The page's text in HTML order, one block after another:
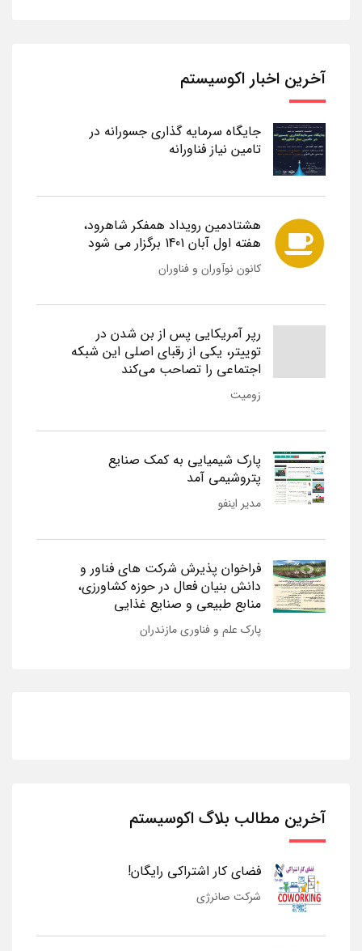
آخرین اخبار اکوسیستم
جایگاه سرمایه گذاری جسورانه در
تامین نیاز فناورانه
هشتادمین رویداد همفکر شاهرود،
هفته اول آبان 1401 برگزار می شود
کانون نوآوران و فناوران
رپر آمریکایی پس از بن شدن در
توییتر، یکی از رقبای اصلی این شبکه
اجتماعی را تصاحب می‌کند
زومیت
پارک شیمیایی به کمک صنایع
پتروشیمی آمد
مدیر اینفو
فراخوان پذیرش شرکت های فناور و
دانش بنیان فعال در حوزه کشاورزی،
منابع طبیعی و صنایع غذایی
پارک علم و فناوری مازندران
آخرین مطالب بلاگ اکوسیستم
فضای کار اشتراکی رایگان!
شرکت صانرژی